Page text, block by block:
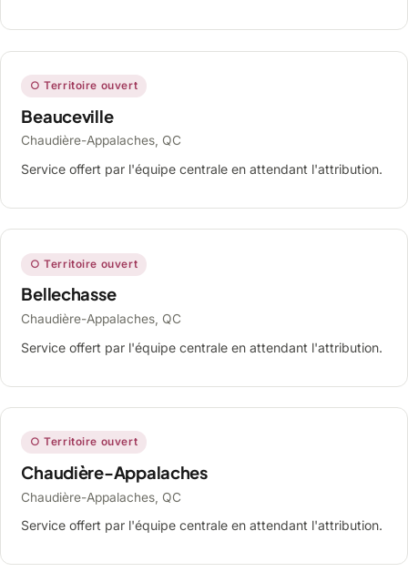
○ Territoire ouvert
Beauceville
Chaudière-Appalaches, QC
Service offert par l'équipe centrale en attendant l'attribution.
○ Territoire ouvert
Bellechasse
Chaudière-Appalaches, QC
Service offert par l'équipe centrale en attendant l'attribution.
○ Territoire ouvert
Chaudière-Appalaches
Chaudière-Appalaches, QC
Service offert par l'équipe centrale en attendant l'attribution.